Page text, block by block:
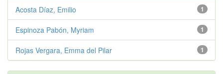
1
Acosta Díaz, Emilio
1
Espinoza Pabón, Myriam
1
Rojas Vergara, Emma del Pilar